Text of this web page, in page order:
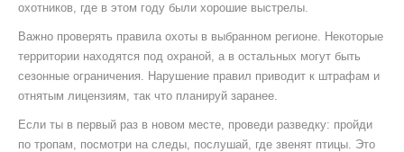
охотников, где в этом году были хорошие выстрелы.
Важно проверять правила охоты в выбранном регионе. Некоторые
территории находятся под охраной, а в остальных могут быть
сезонные ограничения. Нарушение правил приводит к штрафам и
отнятым лицензиям, так что планируй заранее.
Если ты в первый раз в новом месте, проведи разведку: пройди
по тропам, посмотри на следы, послушай, где звенят птицы. Это